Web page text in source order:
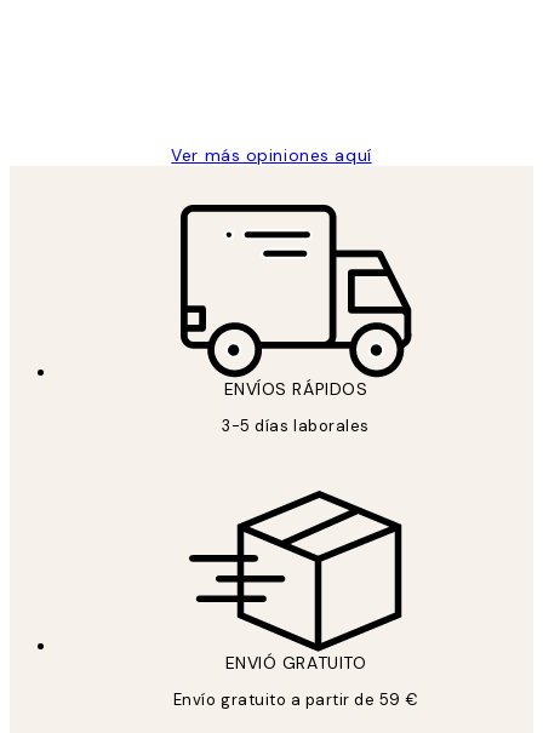
Ver más opiniones aquí
ENVÍOS RÁPIDOS
3-5 días laborales
ENVIÓ GRATUITO
Envío gratuito a partir de 59 €